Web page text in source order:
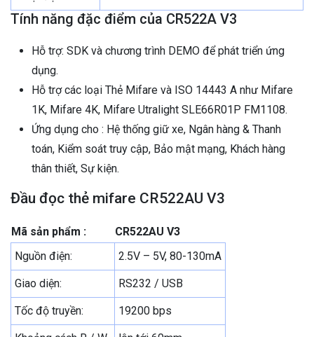
Tính năng đặc điểm của CR522A V3
Hỗ trợ: SDK và chương trình DEMO để phát triển ứng
dụng.
Hỗ trợ các loại Thẻ Mifare và ISO 14443 A như Mifare
1K, Mifare 4K, Mifare Utralight SLE66R01P FM1108.
Ứng dụng cho : Hệ thống giữ xe, Ngân hàng & Thanh
toán, Kiểm soát truy cập, Bảo mật mạng, Khách hàng
thân thiết, Sự kiện.
Đầu đọc thẻ mifare CR522AU V3
Mã sản phẩm :
CR522AU V3
Nguồn điện:
2.5V – 5V, 80-130mA
Giao diện: RS232 / USB
Tốc độ truyền: 19200 bps